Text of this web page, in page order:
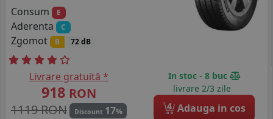
Consum
E
Aderenta C
Zgomot B 72 dB
Livrare gratuită *
918 RON
1119 RON
Discount 17%
In stoc - 8 buc
livrare 2/3 zile
4 Adauga in cos